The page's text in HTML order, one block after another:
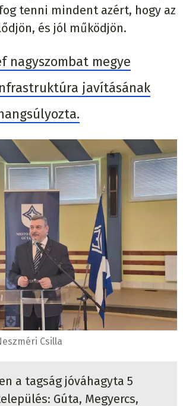
tenni mindent azért, hogy az
és jól működjön.
nagyszombat megye
javításának
Csilla
a tagság jóváhagyta 5
Gúta, Megyercs,